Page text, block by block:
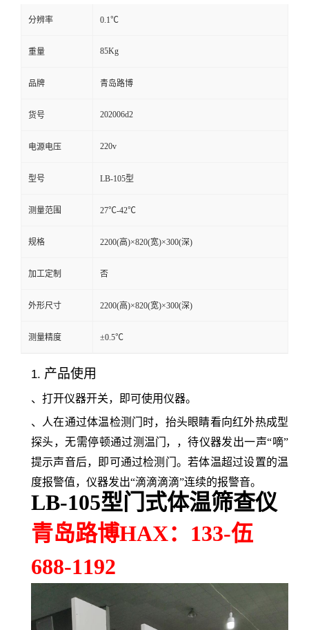
言
分辨率 0.1℃
重量 85Kg
品牌 青岛路博
货号 202006d2
电源电压 220v
型号 LB-105型
测量范围 27℃-42℃
规格 2200(高)×820(宽)×300(深)
加工定制 否
外形尺寸 2200(高)×820(宽)×300(深)
测量精度 ±0.5℃
1. 产品使用
、打开仪器开关，即可使用仪器。
、人在通过体温检测门时，抬头眼睛看向红外热成型
探头，无需停顿通过测温门， ，待仪器发出一声“嘀”
提示声音后，即可通过检测门。若体温超过设置的温
度报警值，仪器发出“滴滴滴滴”连续的报警音。
LB-105型门式体温筛查仪
青岛路博HAX： 133-伍
688-1192